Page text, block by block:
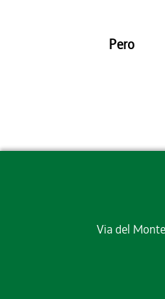
Pero
Via del